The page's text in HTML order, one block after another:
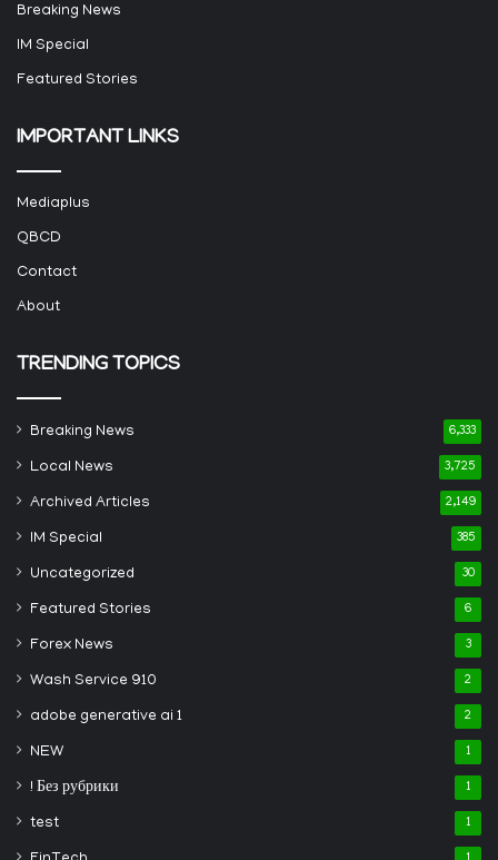
Breaking News
IM Special
Featured Stories
IMPORTANT LINKS
Mediaplus
QBCD
Contact
About
TRENDING TOPICS
Breaking News 6,333
Local News 3,725
Archived Articles 2,149
IM Special 385
Uncategorized 30
Featured Stories 6
Forex News 3
Wash Service 910 2
adobe generative ai 1 2
NEW 1
! Без рубрики 1
test 1